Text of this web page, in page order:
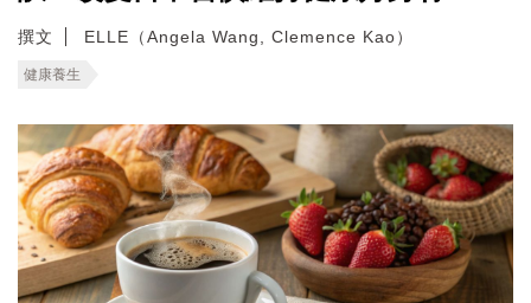
撰文 ELLE（Angela Wang, Clemence Kao）
健康養生